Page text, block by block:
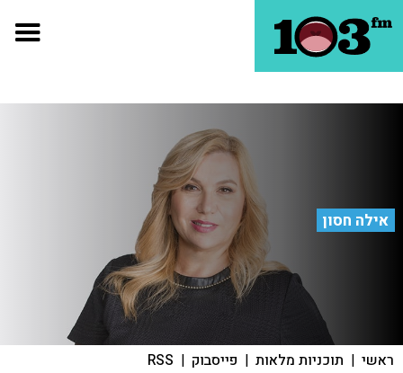
אילה חסון
ראשי | תוכניות מלאות | פייסבוק |
RSS